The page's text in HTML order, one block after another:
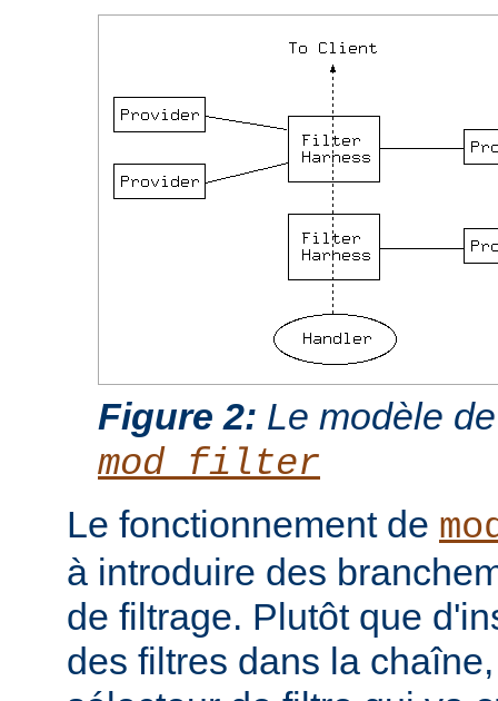
Figure 2: Le modèle
mod_filter
Le fonctionnement de
à introduire des
de filtrage. Plutôt que
des filtres dans la